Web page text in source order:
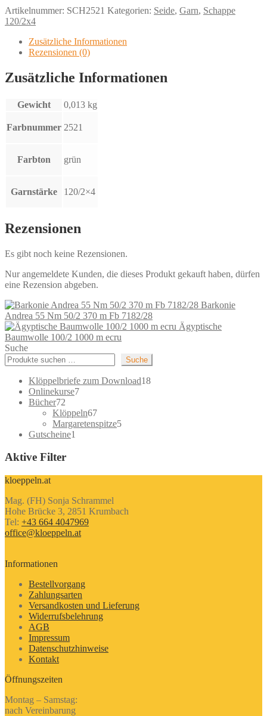
Artikelnummer: SCH2521 Kategorien: Seide, Garn, Schappe
120/2x4
Zusätzliche Informationen
Rezensionen (0)
Zusätzliche Informationen
Gewicht 0,013 kg
Farbnummer 2521
Farbton grün
Garnstärke 120/2×4
Rezensionen
Es gibt noch keine Rezensionen.
Nur angemeldete Kunden, die dieses Produkt gekauft haben, dürfen
eine Rezension abgeben.
Barkonie
Andrea 55 Nm 50/2 370 m Fb 7182/28
Ägyptische
Baumwolle 100/2 1000 m ecru
Suche
Suche
Klöppelbriefe zum Download1818
Onlinekurse77
Bücher72
Produkte
Klöppeln6767
Produkte
Margaretenspitze55
Gutscheine1
Aktive Filter
kloeppeln.at
Mag. (FH) Sonja Schrammel
Hohe Brücke 3, 2851 Krumbach
Tel: +43 664 4047969
office@kloeppeln.at
Informationen
Bestellvorgang
Zahlungsarten
Versandkosten und Lieferung
Widerrufsbelehrung
AGB
Impressum
Datenschutzhinweise
Kontakt
Öffnungszeiten
Montag – Samstag:
nach Vereinbarung